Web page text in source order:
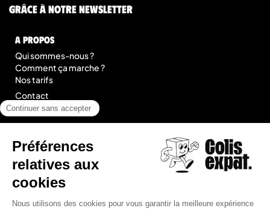
grâce à notre newsletter
A Propos
Qui sommes-nous ?
Comment ça marche ?
Nos tarifs
Contact
Blog
légal
Mentions légales
Conditions Générales de Prestation de Services